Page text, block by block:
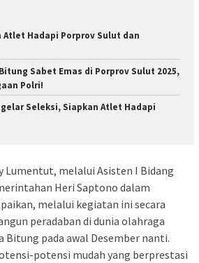
Atlet Hadapi Porprov Sulut dan
Sabet Emas di Porprov Sulut 2025,
Polri!
Seleksi, Siapkan Atlet Hadapi
Lumentut, melalui Asisten I Bidang
Heri Saptono dalam
melalui kegiatan ini secara
peradaban di dunia olahraga
Bitung pada awal Desember nanti.
potensi mudah yang berprestasi